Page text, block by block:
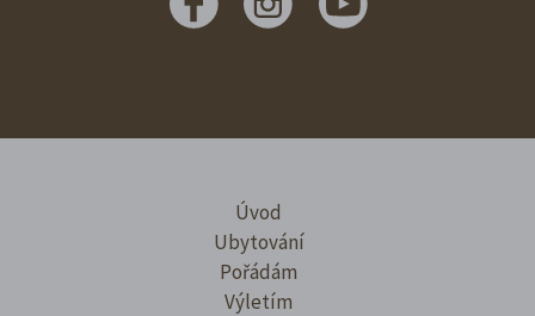
Úvod
Ubytování
Pořádám
Výletím